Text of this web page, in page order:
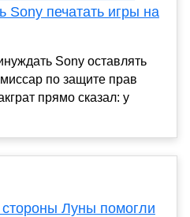
Sony печатать игры на
Sony оставлять
по защите прав
прямо сказал: у
Луны помогли